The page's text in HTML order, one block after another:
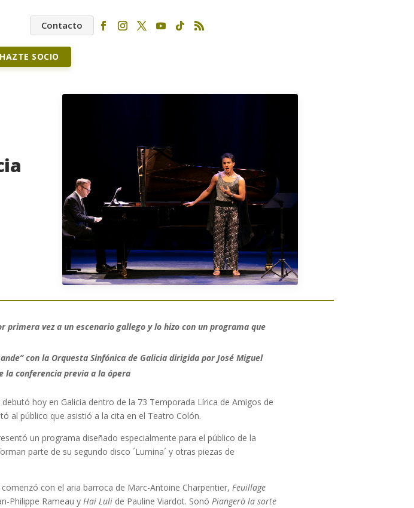
Contacto
HAZTE SOCIO
vez a un escenario gallego y lo hizo con un programa que
con la Orquesta Sinfónica de Galicia dirigida por José Miguel
la conferencia previa a la ópera
hoy en Galicia dentro de la 73 Temporada Lírica de Amigos de
al público que asistió a la cita en el Teatro Colón.
un programa diseñado especialmente para el público de la
parte de su segundo disco ´Lumina´ y otras piezas de
con el aria barroca de Marc-Antoine Charpentier, Feuillage
Philippe Rameau y Hai Luli de Pauline Viardot. Sonó Piangerò la sorte